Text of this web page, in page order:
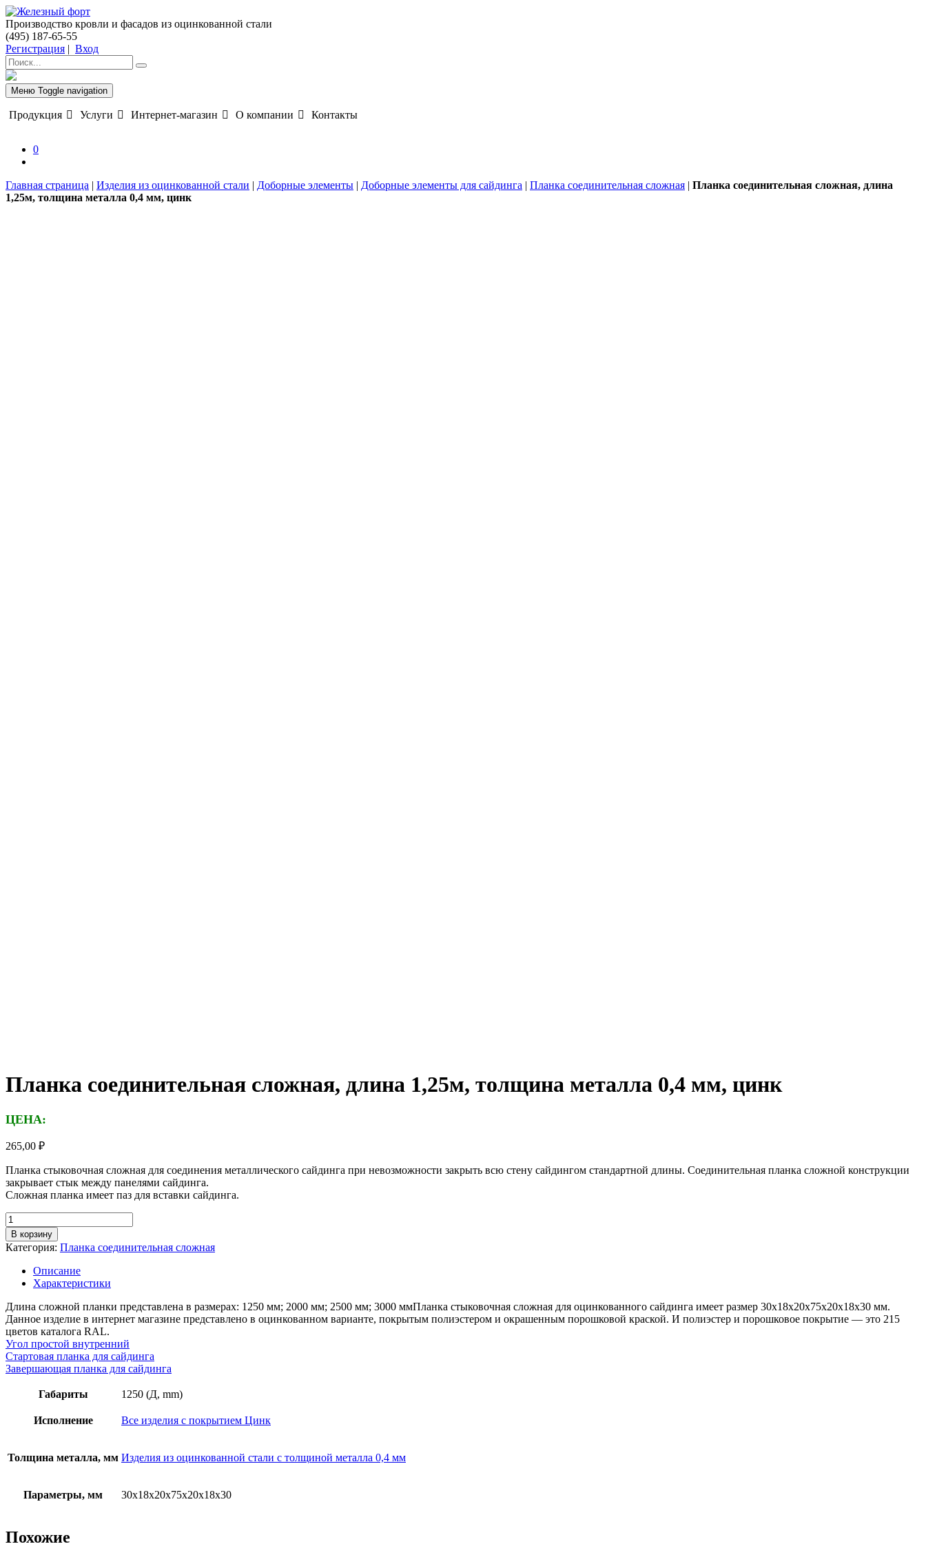
Производство кровли и фасадов из оцинкованной стали
(495) 187-65-55
Регистрация | Вход
Меню Toggle navigation
Продукция Услуги Интернет-магазин О компании Контакты
0
Главная страница | Изделия из оцинкованной стали | Доборные элементы | Доборные элементы для сайдинга | Планка соединительная сложная | Планка соединительная сложная, длина
1,25м, толщина металла 0,4 мм, цинк
Планка соединительная сложная, длина 1,25м, толщина металла 0,4 мм, цинк
ЦЕНА:
265,00 ₽
Планка стыковочная сложная для соединения металлического сайдинга при невозможности закрыть всю стену сайдингом стандартной длины. Соединительная планка сложной конструкции
закрывает стык между панелями сайдинга.
Сложная планка имеет паз для вставки сайдинга.
Количество
товара
Планка
соединительная
сложная,
длина
1,25м,
толщина
металла
0,4
мм,
цинк
В корзину
Категория: Планка соединительная сложная
Описание
Характеристики
Длина сложной планки представлена в размерах: 1250 мм; 2000 мм; 2500 мм; 3000 ммПланка стыковочная сложная для оцинкованного сайдинга имеет размер 30х18х20х75х20х18х30 мм.
Данное изделие в интернет магазине представлено в оцинкованном варианте, покрытым полиэстером и окрашенным порошковой краской. И полиэстер и порошковое покрытие — это 215
цветов каталога RAL.
Угол простой внутренний
Стартовая планка для сайдинга
Завершающая планка для сайдинга
Габариты 1250 (Д, mm)
Исполнение Все изделия с покрытием Цинк
Толщина металла, мм Изделия из оцинкованной стали с толщиной металла 0,4 мм
Параметры, мм 30х18х20х75х20х18х30
Похожие